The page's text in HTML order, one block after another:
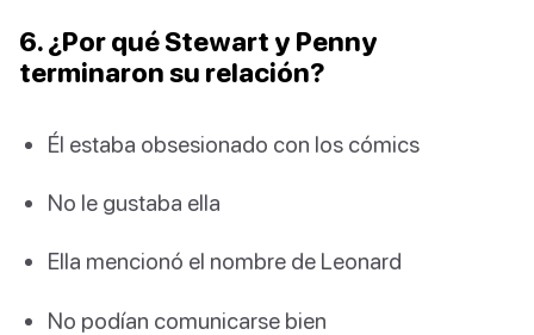
6. ¿Por qué Stewart y Penny
terminaron su relación?
Él estaba obsesionado con los cómics
No le gustaba ella
Ella mencionó el nombre de Leonard
No podían comunicarse bien